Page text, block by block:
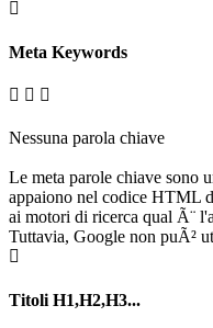
Meta Keywords
Nessuna parola chiave
Le meta parole chiave sono
appaiono nel codice HTML
ai motori di ricerca qual Ã¨
Tuttavia, Google non puÃ²
Titoli H1,H2,H3...